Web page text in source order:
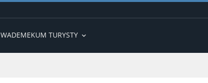
WADEMEKUM TURYSTY expand_more